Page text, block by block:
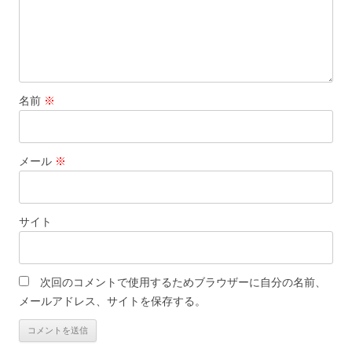
名前 ※
メール ※
サイト
次回のコメントで使用するためブラウザーに自分の名前、
メールアドレス、サイトを保存する。